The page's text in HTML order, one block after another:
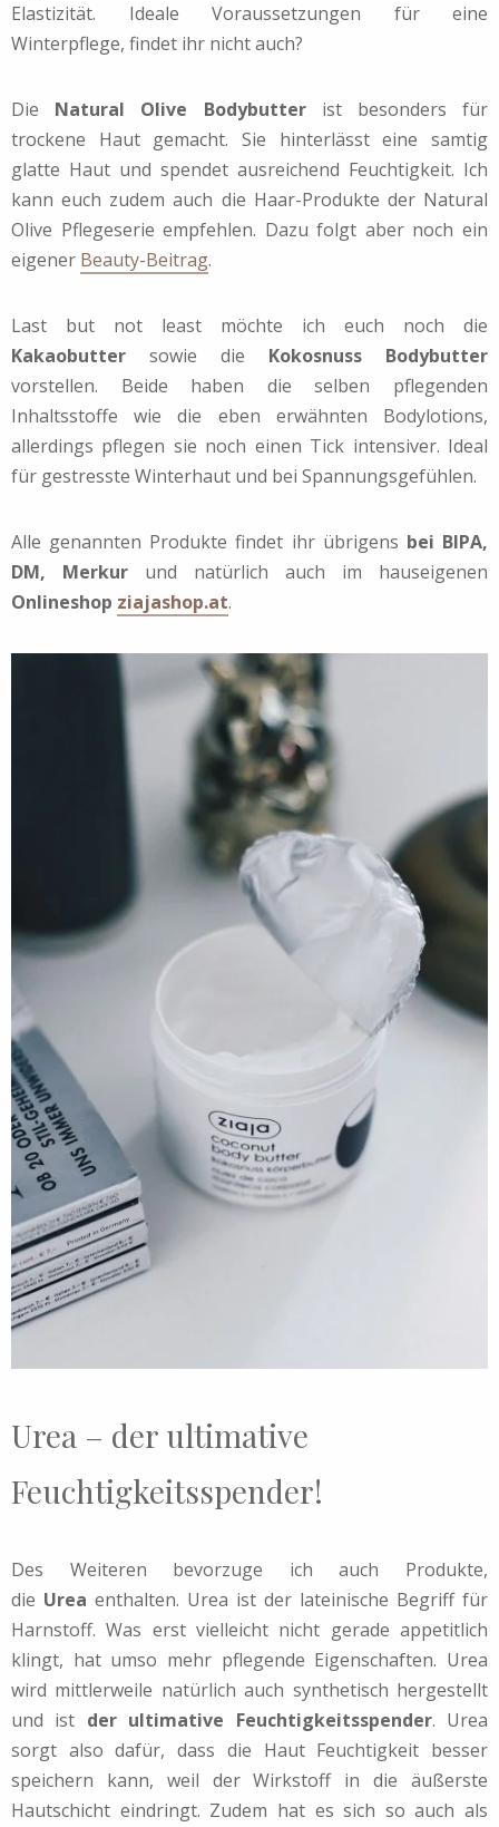
Elastizität. Ideale Voraussetzungen für eine
Winterpflege, findet ihr nicht auch?
Die Natural Olive Bodybutterist besonders für
trockene Haut gemacht. Sie hinterlässt eine samtig
glatte Haut und spendet ausreichend Feuchtigkeit. Ich
kann euch zudem auch die Haar-Produkte der Natural
Olive Pflegeserie empfehlen. Dazu folgt aber noch ein
eigener Beauty-Beitrag.
Last but not least möchte ich euch noch die
Kakaobutter sowie die Kokosnuss Bodybutter
vorstellen. Beide haben die selben pflegenden
Inhaltsstoffe wie die eben erwähnten Bodylotions,
allerdings pflegen sie noch einen Tick intensiver. Ideal
für gestresste Winterhaut und bei Spannungsgefühlen.
Alle genannten Produkte findet ihr übrigens bei BIPA,
DM, Merkur und natürlich auch im hauseigenen
Onlineshop ziajashop.at.
Urea – der ultimative
Feuchtigkeitsspender!
Des Weiteren bevorzuge ich auch Produkte,
die Urea enthalten. Urea ist der lateinische Begriff für
Harnstoff. Was erst vielleicht nicht gerade appetitlich
klingt, hat umso mehr pflegende Eigenschaften. Urea
wird mittlerweile natürlich auch synthetisch hergestellt
und ist der ultimative Feuchtigkeitsspender. Urea
sorgt also dafür, dass die Haut Feuchtigkeit besser
speichern kann, weil der Wirkstoff in die äußerste
Hautschicht eindringt. Zudem hat es sich so auch als